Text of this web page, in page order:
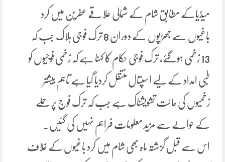
میڈیاکے مطابق شام کے شمالی علاقے عفرین میں کرد
باغیوں سے جھڑپوں کے دوران 8 ترک فوجی ہلاک جب کہ
13 زخمی ہوگئے، ترک فوجی حکام کا کہنا ہے کہ زخمی فوجیوں کو
طبی امداد کے لیے اسپتال منتقل کردیا گیا ہے تاہم بیشتر
زخمیوں کی حالت تشویشناک ہے جب کہ ترک فوج پر حملے
کے حوالے سے مزید معلومات فراہم نہیں کی گئیں۔
اس سے قبل گزشتہ ماہ بھی شام میں کرد باغیوں کے خلاف